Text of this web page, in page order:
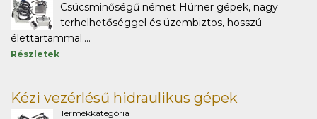
Csúcsminőségű német Hürner gépek, nagy
terhelhetőséggel és üzembiztos, hosszú
élettartammal....
Részletek
Kézi vezérlésű hidraulikus gépek
Termékkategória